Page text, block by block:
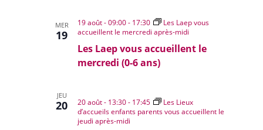
MER
19
Les Laep vous accueillent le
mercredi (0-6 ans)
19 août - 09:00- 17:30
Les Laep vous
accueillent le mercredi après-midi
JEU
20 20 août - 13:30- 17:45
Les Lieux
d’accueils enfants parents vous accueillent le
jeudi après-midi